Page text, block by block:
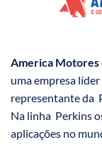
America Motores
uma empresa
representante da
Na linha Perkins
aplicações no